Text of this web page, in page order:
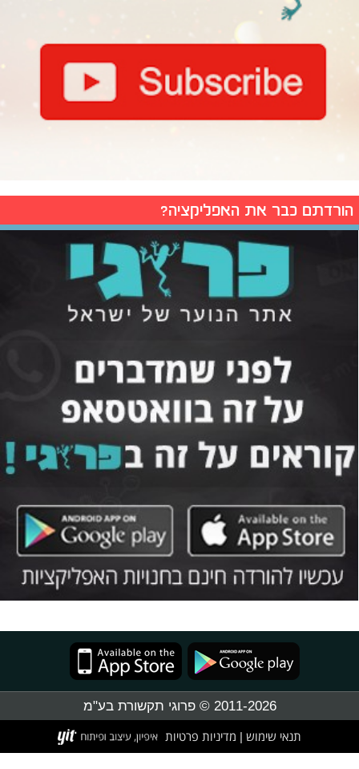
הורדתם כבר את האפליקציה?
2011-2026 © פרוגי תקשורת בע"מ
תנאי שימוש מדיניות פרטיות